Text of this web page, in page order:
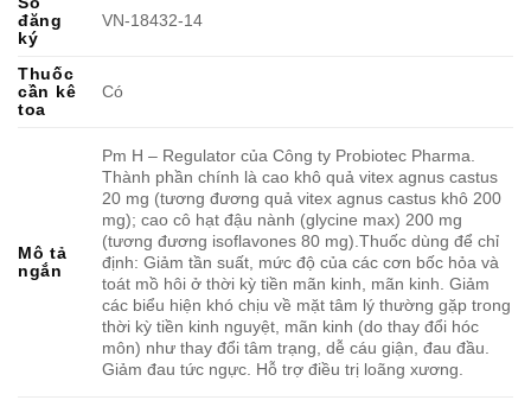
đăng
ký
VN-18432-14
Thuốc
cần kê
toa
Có
Mô tả
ngắn
Pm H – Regulator của Công ty Probiotec Pharma.
Thành phần chính là cao khô quả vitex agnus castus
20 mg (tương đương quả vitex agnus castus khô 200
mg); cao cô hạt đậu nành (glycine max) 200 mg
(tương đương isoflavones 80 mg).Thuốc dùng để chỉ
định: Giảm tần suất, mức độ của các cơn bốc hỏa và
toát mồ hôi ở thời kỳ tiền mãn kinh, mãn kinh. Giảm
các biểu hiện khó chịu về mặt tâm lý thường gặp trong
thời kỳ tiền kinh nguyệt, mãn kinh (do thay đổi hóc
môn) như thay đổi tâm trạng, dễ cáu giận, đau đầu.
Giảm đau tức ngực. Hỗ trợ điều trị loãng xương.